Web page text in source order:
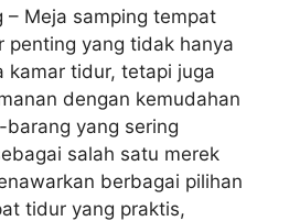
– Meja samping tempat
penting yang tidak hanya
kamar tidur, tetapi juga
dengan kemudahan
yang sering
salah satu merek
berbagai pilihan
tidur yang praktis,